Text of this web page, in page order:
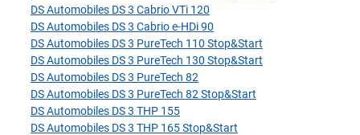
DS Automobiles DS 3 Cabrio VTi 120
DS Automobiles DS 3 Cabrio e-HDi 90
DS Automobiles DS 3 PureTech 110 Stop&Start
DS Automobiles DS 3 PureTech 130 Stop&Start
DS Automobiles DS 3 PureTech 82
DS Automobiles DS 3 PureTech 82 Stop&Start
DS Automobiles DS 3 THP 155
DS Automobiles DS 3 THP 165 Stop&Start